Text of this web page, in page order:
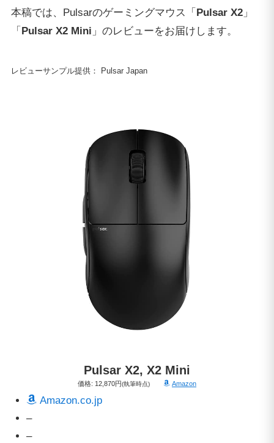
本稿では、Pulsarのゲーミングマウス「 Pulsar X2」
「 Pulsar X2 Mini 」のレビューをお届けします。
レビューサンプル提供： Pulsar Japan
Pulsar X2, X2 Mini
価格: 12,870円(執筆時点) Amazon
Amazon.co.jp
–
–